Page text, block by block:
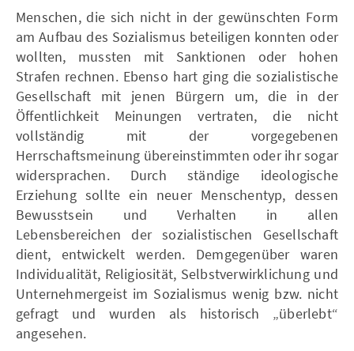
Menschen, die sich nicht in der gewünschten Form
am Aufbau des Sozialismus beteiligen konnten oder
wollten, mussten mit Sanktionen oder hohen
Strafen rechnen. Ebenso hart ging die sozialistische
Gesellschaft mit jenen Bürgern um, die in der
Öffentlichkeit Meinungen vertraten, die nicht
vollständig mit der vorgegebenen
Herrschaftsmeinung übereinstimmten oder ihr sogar
widersprachen. Durch ständige ideologische
Erziehung sollte ein neuer Menschentyp, dessen
Bewusstsein und Verhalten in allen
Lebensbereichen der sozialistischen Gesellschaft
dient, entwickelt werden. Demgegenüber waren
Individualität, Religiosität, Selbstverwirklichung und
Unternehmergeist im Sozialismus wenig bzw. nicht
gefragt und wurden als historisch „überlebt“
angesehen.